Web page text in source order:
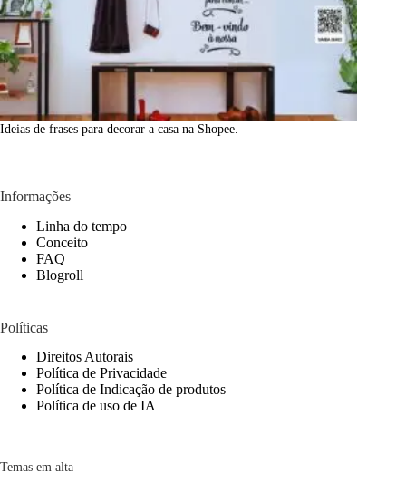
Ideias de frases para decorar a casa na Shopee.
Informações
Linha do tempo
Conceito
FAQ
Blogroll
Políticas
Direitos Autorais
Política de Privacidade
Política de Indicação de produtos
Política de uso de IA
Temas em alta